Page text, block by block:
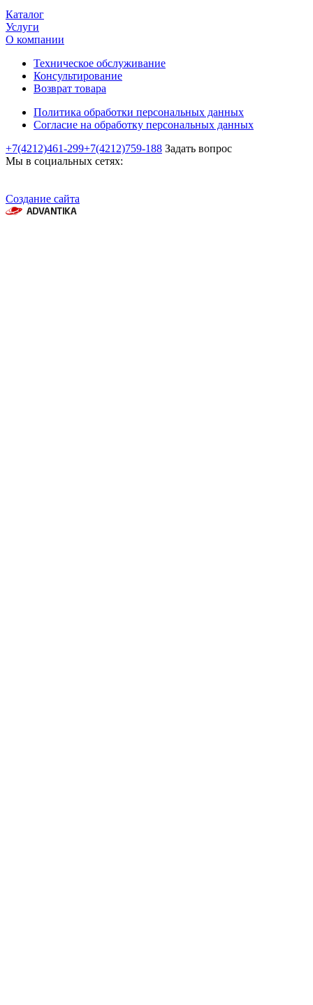
Каталог
Услуги
О компании
Техническое обслуживание
Консультирование
Возврат товара
Политика обработки персональных данных
Согласие на обработку персональных данных
+7(4212)461-299+7(4212)759-188 Задать вопрос
Мы в социальных сетях:
Создание сайта